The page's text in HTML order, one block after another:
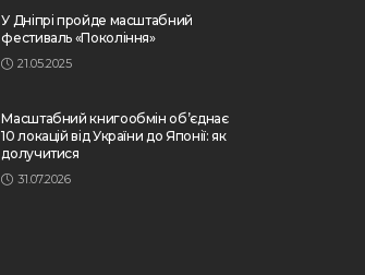
У Дніпрі пройде масштабний
фестиваль «Покоління»
21.05.2025
Масштабний книгообмін об’єднає
10 локацій від України до Японії: як
долучитися
31.07.2026